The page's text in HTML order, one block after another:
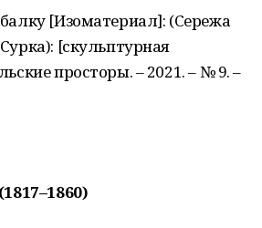
[Изоматериал]: (Сережа
[скульптурная
просторы. – 2021. – № 9. –